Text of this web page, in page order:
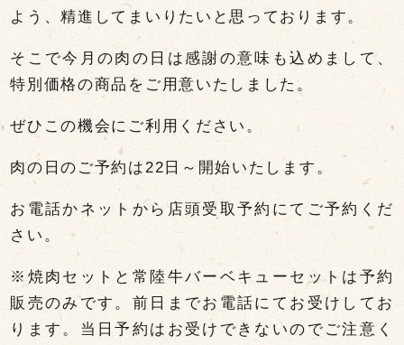
よう、精進してまいりたいと思っております。
そこで今月の肉の日は感謝の意味も込めまして、
特別価格の商品をご用意いたしました。
ぜひこの機会にご利用ください。
肉の日のご予約は22日～開始いたします。
お電話かネットから店頭受取予約にてご予約くだ
さい。
※焼肉セットと常陸牛バーベキューセットは予約
販売のみです。前日までお電話にてお受けしてお
ります。当日予約はお受けできないのでご注意く